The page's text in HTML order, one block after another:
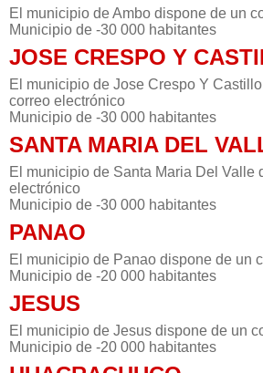
El municipio de Ambo dispone de un
Municipio de -30 000 habitantes
JOSE CRESPO Y
El municipio de Jose Crespo Y
correo electrónico
Municipio de -30 000 habitantes
SANTA MARIA DEL
El municipio de Santa Maria Del Valle
electrónico
Municipio de -30 000 habitantes
PANAO
El municipio de Panao dispone de un
Municipio de -20 000 habitantes
JESUS
El municipio de Jesus dispone de un
Municipio de -20 000 habitantes